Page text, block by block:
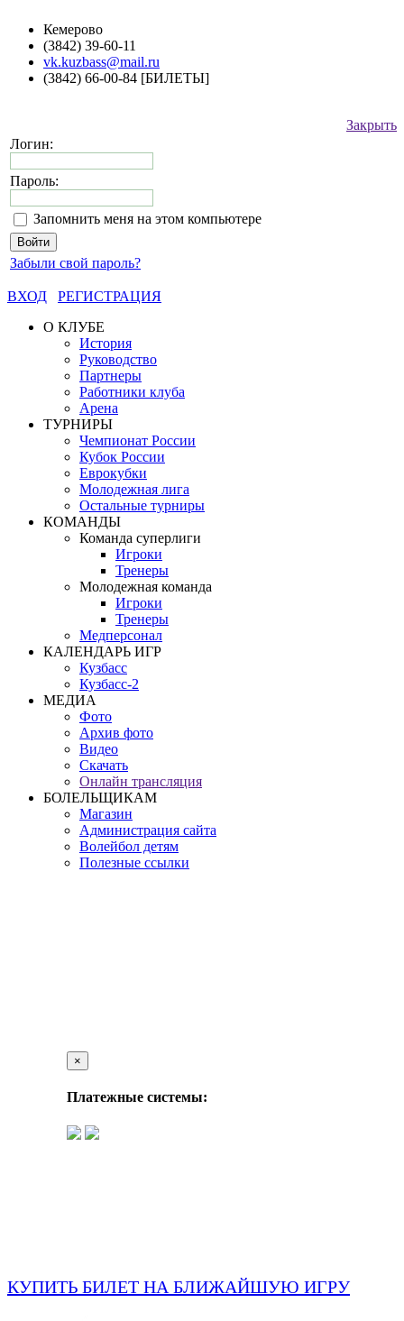
Кемерово
(3842) 39-60-11
vk.kuzbass@mail.ru
(3842) 66-00-84 [БИЛЕТЫ]
Закрыть
Логин:
Пароль:
Запомнить меня на этом компьютере
Забыли свой пароль?
ВХОД
РЕГИСТРАЦИЯ
О КЛУБЕ
История
Руководство
Партнеры
Работники клуба
Арена
ТУРНИРЫ
Чемпионат России
Кубок России
Еврокубки
Молодежная лига
Остальные турниры
КОМАНДЫ
Команда суперлиги
Игроки
Тренеры
Молодежная команда
Игроки
Тренеры
Медперсонал
КАЛЕНДАРЬ ИГР
Кузбасс
Кузбасс-2
МЕДИА
Фото
Архив фото
Видео
Скачать
Онлайн трансляция
БОЛЕЛЬЩИКАМ
Магазин
Администрация сайта
Волейбол детям
Полезные ссылки
×
Платежные системы:
КУПИТЬ БИЛЕТ НА БЛИЖАЙШУЮ ИГРУ